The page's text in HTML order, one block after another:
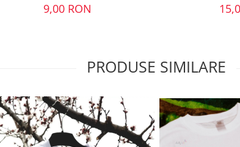
9,00 RON
PRODUSE SIMILARE